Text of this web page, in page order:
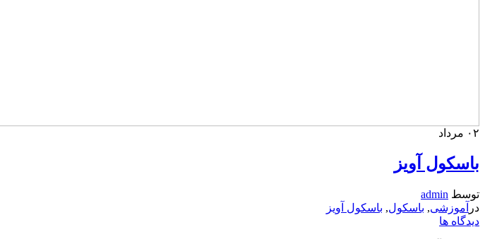
۰۲ مرداد
باسکول آویز
توسط admin
در آموزشی, باسکول, باسکول آویز
دیدگاه ها